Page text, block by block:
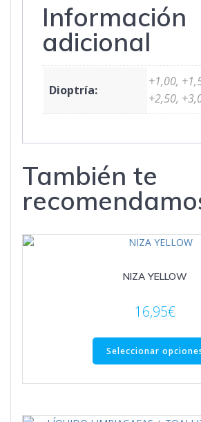
Información
adicional
Dioptría:
+1,00,
+2,50,
También te
NIZA YELLOW
16,95€
Seleccionar